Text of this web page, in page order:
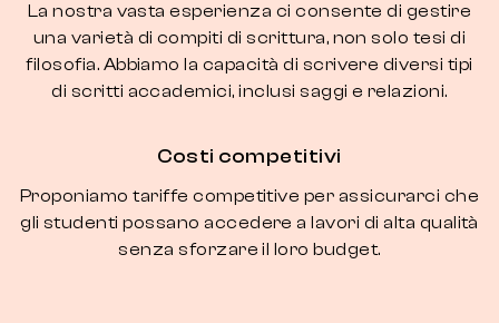
La nostra vasta esperienza ci consente di gestire
una varietà di compiti di scrittura, non solo tesi di
filosofia. Abbiamo la capacità di scrivere diversi tipi
di scritti accademici, inclusi saggi e relazioni.
Costi competitivi
Proponiamo tariffe competitive per assicurarci che
gli studenti possano accedere a lavori di alta qualità
senza sforzare il loro budget.